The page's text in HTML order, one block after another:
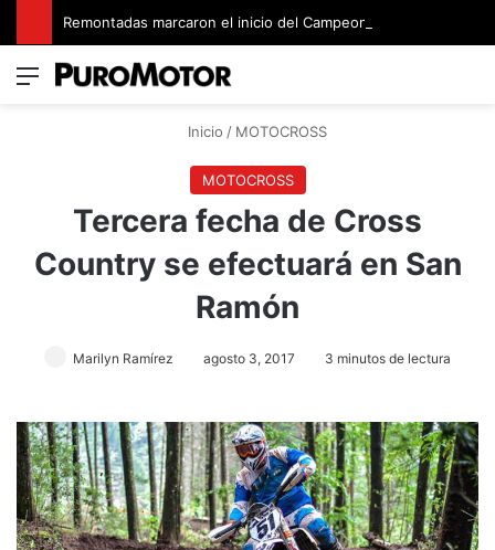
Menú
Inicio / MOTOCROSS
MOTOCROSS
Tercera fecha de Cross
Country se efectuará en San
Ramón
Marilyn Ramírez agosto 3, 2017 3 minutos de lectura